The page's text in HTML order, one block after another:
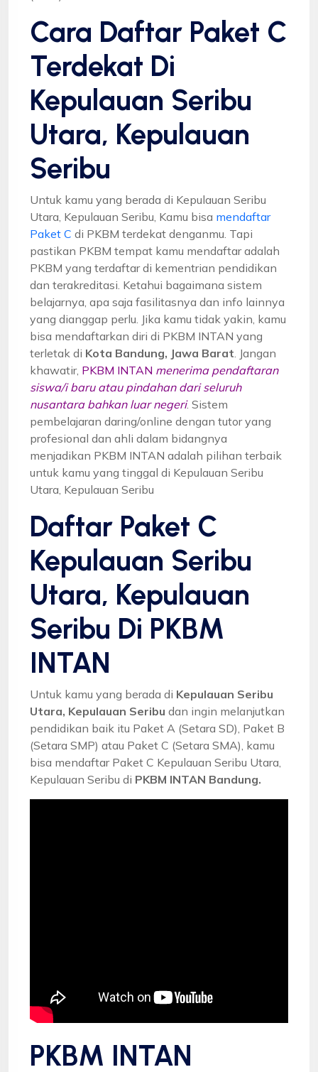
Cara Daftar Paket C
Terdekat Di
Kepulauan Seribu
Utara, Kepulauan
Seribu
Untuk kamu yang berada di Kepulauan Seribu
Utara, Kepulauan Seribu, Kamu bisa mendaftar
Paket C di PKBM terdekat denganmu. Tapi
pastikan PKBM tempat kamu mendaftar adalah
PKBM yang terdaftar di kementrian pendidikan
dan terakreditasi. Ketahui bagaimana sistem
belajarnya, apa saja fasilitasnya dan info lainnya
yang dianggap perlu. Jika kamu tidak yakin, kamu
bisa mendaftarkan diri di PKBM INTAN yang
terletak di Kota Bandung, Jawa Barat . Jangan
khawatir, PKBM INTAN menerima pendaftaran
siswa/i baru atau pindahan dari seluruh
nusantara bahkan luar negeri. Sistem
pembelajaran daring/online dengan tutor yang
profesional dan ahli dalam bidangnya
menjadikan PKBM INTAN adalah pilihan terbaik
untuk kamu yang tinggal di Kepulauan Seribu
Utara, Kepulauan Seribu
Daftar Paket C
Kepulauan Seribu
Utara, Kepulauan
Seribu Di PKBM
INTAN
Untuk kamu yang berada di Kepulauan Seribu
Utara, Kepulauan Seribu dan ingin melanjutkan
pendidikan baik itu Paket A (Setara SD), Paket B
(Setara SMP) atau Paket C (Setara SMA), kamu
bisa mendaftar Paket C Kepulauan Seribu Utara,
Kepulauan Seribu di PKBM INTAN Bandung.
PKBM INTAN